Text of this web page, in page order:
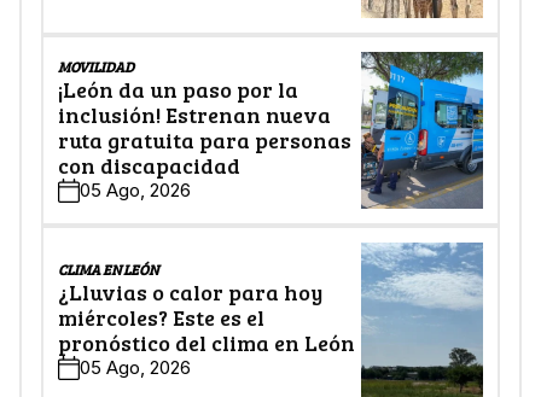
MOVILIDAD
¡León da un paso por la
inclusión! Estrenan nueva
ruta gratuita para personas
con discapacidad
05 Ago, 2026
CLIMA EN LEÓN
¿Lluvias o calor para hoy
miércoles? Este es el
pronóstico del clima en León
05 Ago, 2026